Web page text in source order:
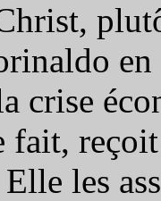
crise
fait,
les